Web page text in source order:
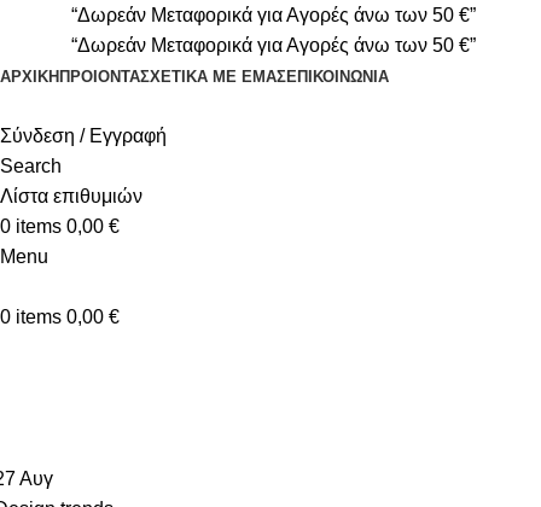
“Δωρεάν Μεταφορικά για Αγορές άνω των 50 €”
“Δωρεάν Μεταφορικά για Αγορές άνω των 50 €”
ΑΡΧΙΚΉ ΠΡΟΙΟΝΤΑΣΧΕΤΙΚΆ ΜΕ ΕΜΆΣΕΠΙΚΟΙΝΩΝΊΑ
Σύνδεση / Εγγραφή
Search
Λίστα επιθυμιών
0 items 0,00 €
Menu
0 items 0,00 €
Αυγ